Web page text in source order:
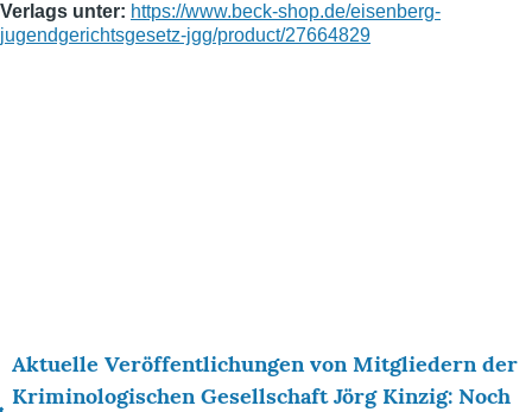
Verlags unter: https://www.beck-shop.de/eisenberg-
jugendgerichtsgesetz-jgg/product/27664829
Links
Aktuelle Veröffentlichungen von Mitgliedern der
Kriminologischen Gesellschaft Jörg Kinzig: Noch